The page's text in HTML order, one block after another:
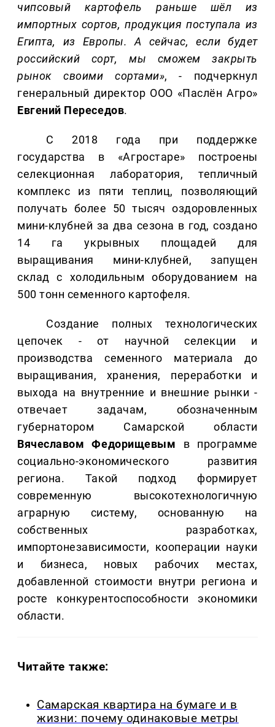
чипсовый картофель раньше шёл из
импортных сортов, продукция поступала из
Египта, из Европы. А сейчас, если будет
российский сорт, мы сможем закрыть
рынок своими сортами», - подчеркнул
генеральный директор ООО «Паслён Агро»
Евгений Переседов.
С 2018 года при поддержке
государства в «Агростаре» построены
селекционная лаборатория, тепличный
комплекс из пяти теплиц, позволяющий
получать более 50 тысяч оздоровленных
мини-клубней за два сезона в год, создано
14 га укрывных площадей для
выращивания мини-клубней, запущен
склад с холодильным оборудованием на
500 тонн семенного картофеля.
Создание полных технологических
цепочек - от научной селекции и
производства семенного материала до
выращивания, хранения, переработки и
выхода на внутренние и внешние рынки -
отвечает задачам, обозначенным
губернатором Самарской области
Вячеславом Федорищевым в программе
социально-экономического развития
региона. Такой подход формирует
современную высокотехнологичную
аграрную систему, основанную на
собственных разработках,
импортонезависимости, кооперации науки
и бизнеса, новых рабочих местах,
добавленной стоимости внутри региона и
росте конкурентоспособности экономики
области.
Читайте также:
Самарская квартира на бумаге и в
жизни: почему одинаковые метры